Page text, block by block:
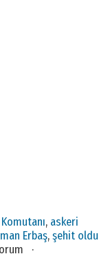
, askeri
Erbaş, şehit oldu
·